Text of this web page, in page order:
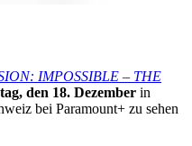
IMPOSSIBLE – THE
den 18. Dezember in
bei Paramount+ zu sehen